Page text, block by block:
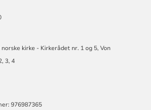
kirke - Kirkerådet nr. 1 og 5, Von
3, 4
Røa:
976987365